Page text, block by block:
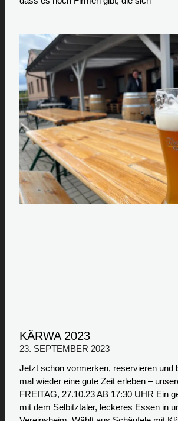
KÄRWA 2023
23. SEPTEMBER 2023
Jetzt schon vormerken, reservieren und
mal wieder eine gute Zeit erleben –
FREITAG, 27.10.23 AB 17:30 UHR Ein
mit dem Selbitztaler, leckeres Essen in